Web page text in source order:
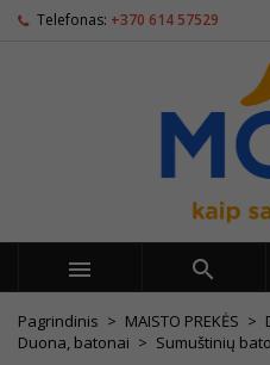
Telefonas: +370 614 57529
 
Pagrindinis MAISTO PREKĖS
Duona, batonai
Sumuštinių